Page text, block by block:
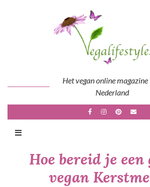
Het vegan online magazine
Nederland
Hoe bereid je een
vegan